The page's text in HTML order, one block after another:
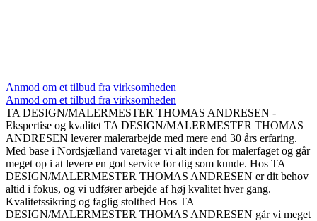
Anmod om et tilbud fra virksomheden
Anmod om et tilbud fra virksomheden
TA DESIGN/MALERMESTER THOMAS ANDRESEN -
Ekspertise og kvalitet TA DESIGN/MALERMESTER THOMAS
ANDRESEN leverer malerarbejde med mere end 30 års erfaring.
Med base i Nordsjælland varetager vi alt inden for malerfaget og går
meget op i at levere en god service for dig som kunde. Hos TA
DESIGN/MALERMESTER THOMAS ANDRESEN er dit behov
altid i fokus, og vi udfører arbejde af høj kvalitet hver gang.
Kvalitetssikring og faglig stolthed Hos TA
DESIGN/MALERMESTER THOMAS ANDRESEN går vi meget